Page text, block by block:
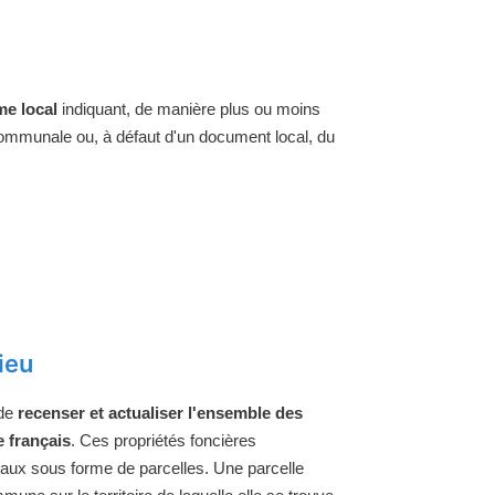
local indiquant, de manière plus ou moins
ou, à défaut d'un document local, du
recenser et actualiser l'ensemble des
français. Ces propriétés foncières
sous forme de parcelles. Une parcelle